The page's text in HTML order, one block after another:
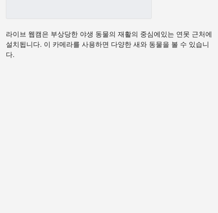
라이브 웹캠은 부상당한 야생 동물의 재활의 중심에있는 연못 근처에
설치됩니다. 이 카메라를 사용하면 다양한 새와 동물을 볼 수 있습니
다.